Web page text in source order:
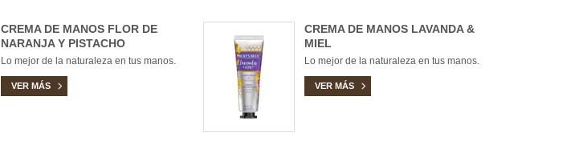
CREMA DE MANOS FLOR DE
NARANJA Y PISTACHO
Lo mejor de la naturaleza en tus manos.
VER MÁS
CREMA DE MANOS LAVANDA &
MIEL
Lo mejor de la naturaleza en tus manos.
VER MÁS